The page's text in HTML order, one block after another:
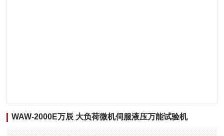
WAW-2000E万辰 大负荷微机伺服液压万能试验机